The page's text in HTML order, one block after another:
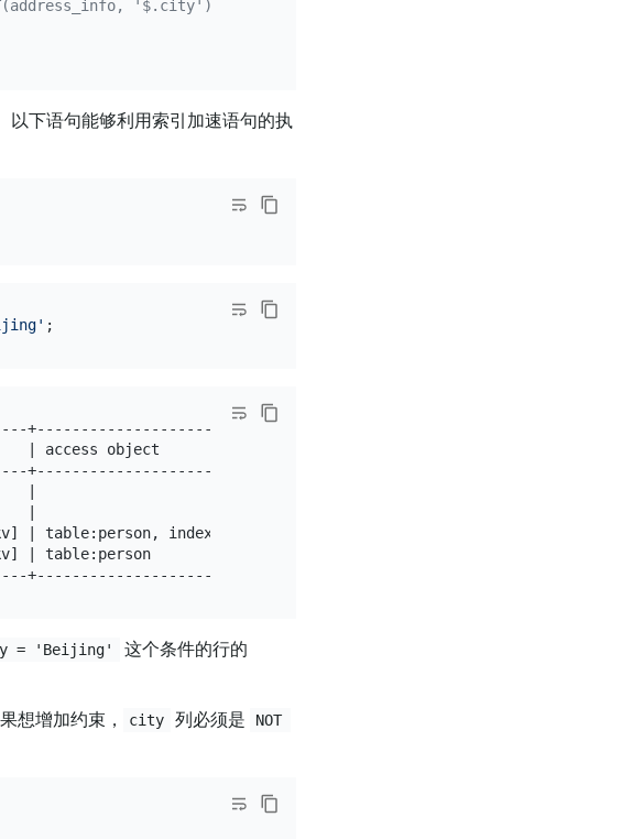
'$.city'))) STORED, -- 存储生成列
以下语句能够利用索引加速语句的执
+--------------------------------
| access object                  | operator info
+--------------------------------
|                                | test.person.name,
| root      |                                |
| table:person, index:city(city) | range:["Beijing","Beijing"], keep
| table:person                   | keep order:false,
= 'Beijing' 这个条件的行的
想增加约束， city 列必须是
NOT